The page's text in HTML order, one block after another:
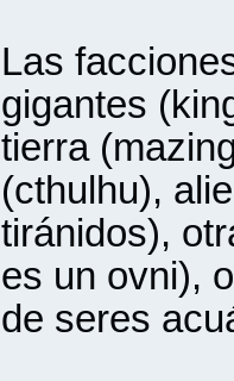
Las
gigantes
tierra
(cthulhu),
tiránidos),
es un ovni),
de seres